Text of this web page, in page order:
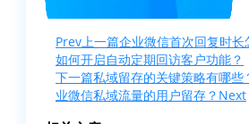
Prev上一篇企业微信首次回复时
如何开启自动定期回访客户功能？
下一篇私域留存的关键策略有哪些
业微信私域流量的用户留存？ Next